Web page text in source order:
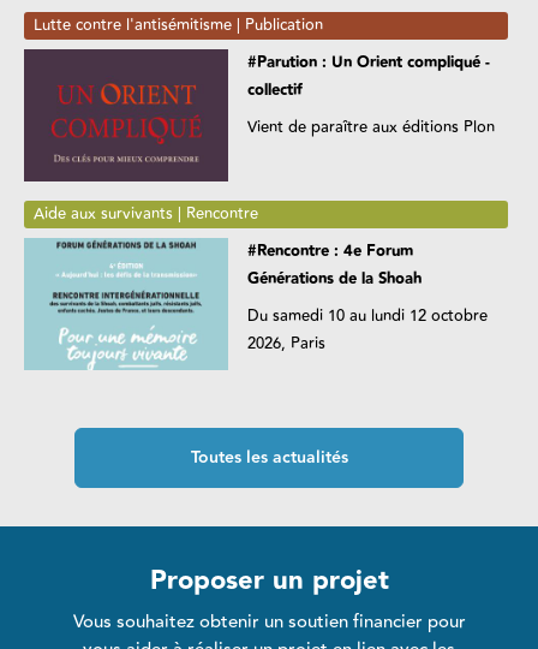
Lutte contre l'antisémitisme | Publication
#Parution : Un Orient compliqué -
collectif
Vient de paraître aux éditions Plon
Aide aux survivants | Rencontre
#Rencontre : 4e Forum
Générations de la Shoah
Du samedi 10 au lundi 12 octobre
2026, Paris
Toutes les actualités
Proposer un projet
Vous souhaitez obtenir un soutien financier pour